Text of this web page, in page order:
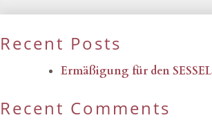
Recent Posts
Ermäßigung für den
Recent Comments